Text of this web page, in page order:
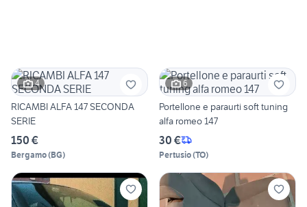
4
RICAMBI ALFA 147 SECONDA
SERIE
150 €
Bergamo(BG)
6
Portellone e paraurti soft tuning
alfa romeo 147
30 €
Pertusio(TO)